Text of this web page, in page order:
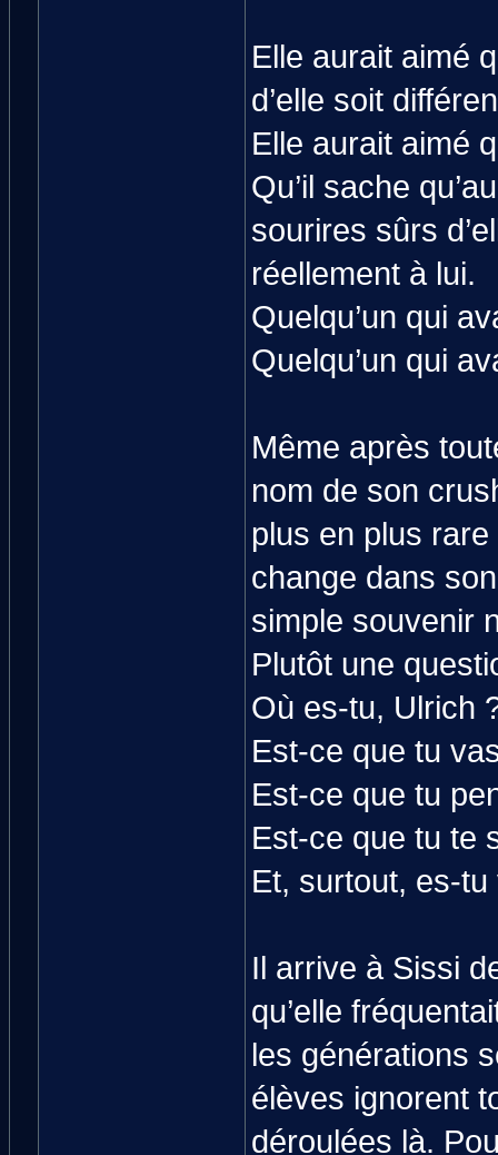
Elle aurait aimé
d’elle soit
Elle aurait aimé
Qu’il sache
sourires sûrs
réellement à lui.
Quelqu’un qui
Quelqu’un qui
Même après
nom de son
plus en plus
change dans
simple souvenir
Plutôt une
Où es-tu, Ulrich
Est-ce que tu
Est-ce que tu
Est-ce que tu te
Et, surtout, es-tu
Il arrive à Sissi
qu’elle
les générations
élèves ignorent
déroulées là.